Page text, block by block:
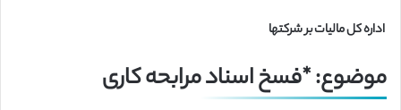
اداره کل مالیات بر شرکتها
موضوع: *فسخ اسناد مرابحه کاری